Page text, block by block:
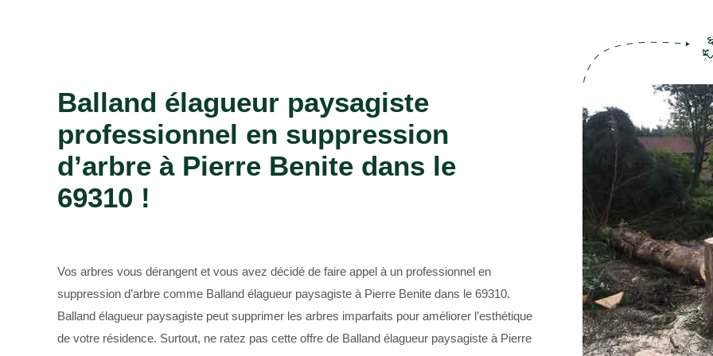
Balland élagueur paysagiste
professionnel en suppression
d’arbre à Pierre Benite dans le
69310 !
Vos arbres vous dérangent et vous avez décidé de faire appel à un professionnel en
suppression d’arbre comme Balland élagueur paysagiste à Pierre Benite dans le 69310.
Balland élagueur paysagiste peut supprimer les arbres imparfaits pour améliorer l’esthétique
de votre résidence. Surtout, ne ratez pas cette offre de Balland élagueur paysagiste à Pierre